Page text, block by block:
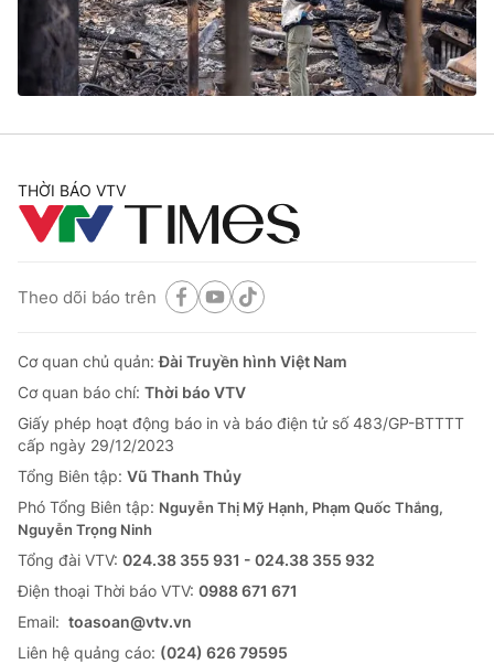
Sản phẩm
Thị trường
Tư vấn
Lịch phát sóng
Chuyên mục khác
Photo Infographic
Video Shorts video
VTV Money VTV Thể thao
VTV Sức khoẻ Bất động sản
Thị trường 24h
VTV4 Vươn mình bằng AI
VTV9
THỜI BÁO VTV
Theo dõi báo trên
Cơ quan chủ quản:Đài Truyền hình Việt Nam
Cơ quan báo chí: Thời báo VTV
Giấy phép hoạt động báo in và báo điện tử số 483/GP-BTTTT
cấp ngày 29/12/2023
Tổng Biên tập: Vũ Thanh Thủy
Phó Tổng Biên tập: Nguyễn Thị Mỹ Hạnh, Phạm Quốc Thắng,
Nguyễn Trọng Ninh
Tổng đài VTV: 024.38 355 931 - 024.38 355 932
Ðiện thoại Thời báo VTV: 0988 671 671
Email: toasoan@vtv.vn
Liên hệ quảng cáo: (024) 626 79595